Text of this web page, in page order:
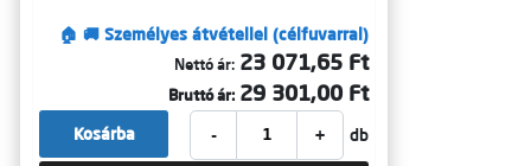
🏠 🚚 Személyes átvétellel (célfuvarral)
Nettó ár: 23 071,65 Ft
Bruttó ár: 29 301,00 Ft
- + db
Kosárba